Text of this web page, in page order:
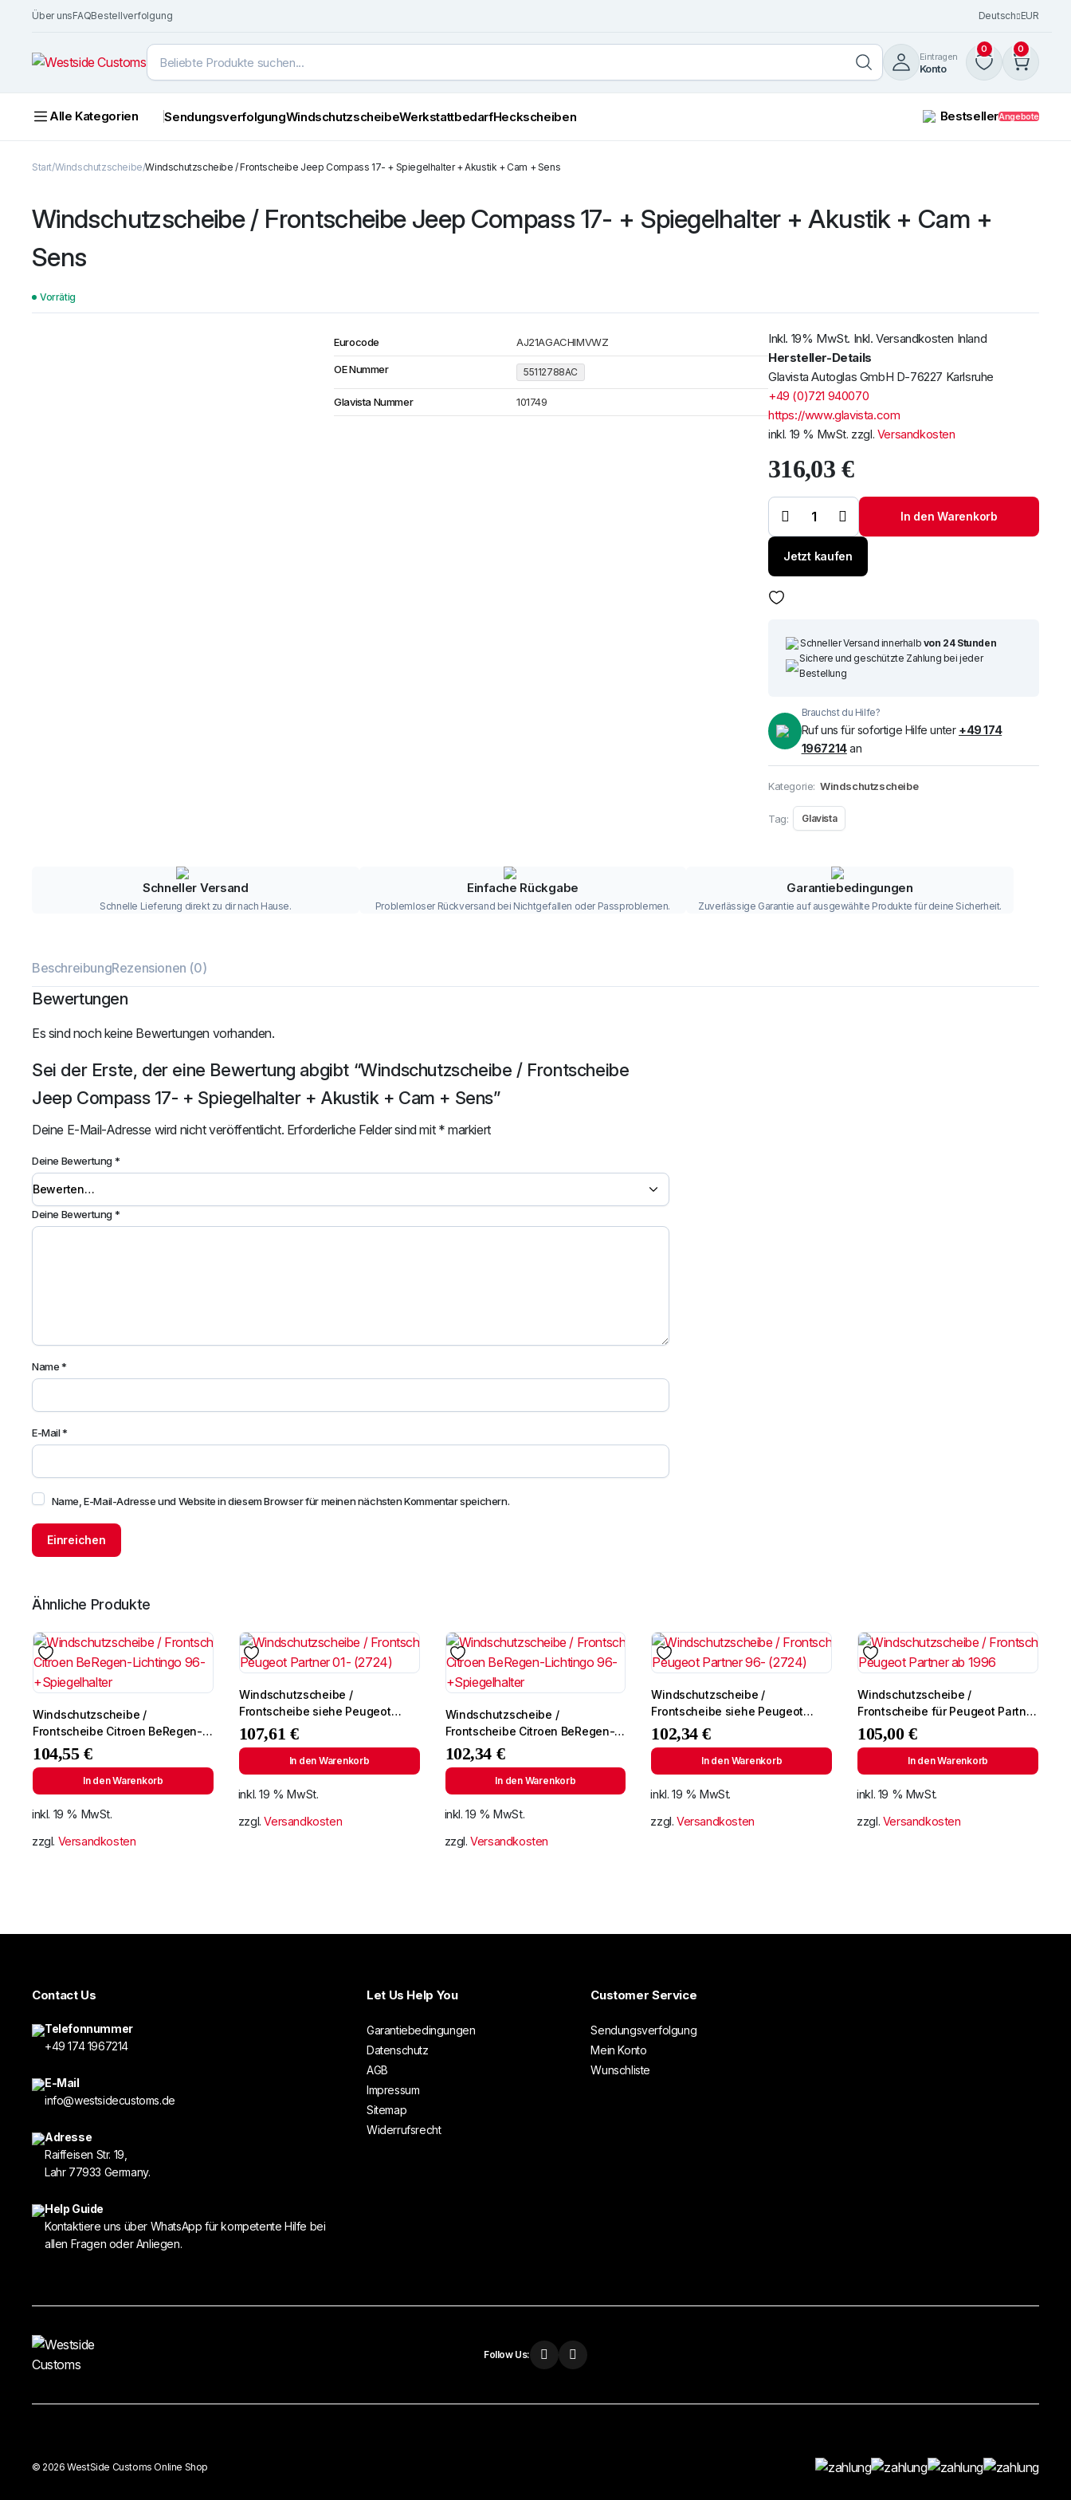
Über unsFAQBestellverfolgung Deutsch EUR
Eintragen
Konto
0 0
Alle Kategorien SendungsverfolgungWindschutzscheibeWerkstattbedarfHeckscheiben BestsellerAngebote
Windschutzscheibe /
Start Windschutzscheibe Windschutzscheibe / Frontscheibe Jeep Compass 17- + Spiegelhalter + Akustik + Cam + Sens
Windschutzscheibe / Frontscheibe Jeep Compass 17- + Spiegelhalter + Akustik + Cam +
Sens
Vorrätig
Eurocode AJ21AGACHIMVWZ
OE Nummer 55112788AC
Glavista Nummer 101749
Inkl. 19% MwSt. Inkl. Versandkosten Inland
Hersteller-Details
Glavista Autoglas GmbH D-76227 Karlsruhe
+49 (0)721 940070
https://www.glavista.com
inkl. 19 % MwSt. zzgl. Versandkosten
316,03 €
/ Frontscheibe
Jeep Compass 17-
+ Spiegelhalter +
Akustik + Cam +
Sens Menge
In den Warenkorb
Jetzt kaufen
Schneller Versand innerhalb von 24 Stunden
Sichere und geschützte Zahlung bei jeder
Bestellung
Brauchst du Hilfe?
Ruf uns für sofortige Hilfe unter +49 174
1967214an
Kategorie: Windschutzscheibe
Tag: Glavista
Schneller Versand
Schnelle Lieferung direkt zu dir nach Hause.
Einfache Rückgabe
Problemloser Rückversand bei Nichtgefallen oder Passproblemen.
Garantiebedingungen
Zuverlässige Garantie auf ausgewählte Produkte für deine Sicherheit.
BeschreibungRezensionen (0)
Bewertungen
Es sind noch keine Bewertungen vorhanden.
Sei der Erste, der eine Bewertung abgibt “Windschutzscheibe / Frontscheibe
Jeep Compass 17- + Spiegelhalter + Akustik + Cam + Sens”
Deine E-Mail-Adresse wird nicht veröffentlicht. Erforderliche Felder sind mit * markiert
Deine Bewertung*
Deine Bewertung*
Name*
E-Mail*
Name, E-Mail-Adresse und Website in diesem Browser für meinen nächsten Kommentar speichern.
Ähnliche Produkte
Windschutzscheibe /
Frontscheibe Citroen BeRegen-
Lichtingo 96- +Spiegelhalter
104,55 €
In den Warenkorb
inkl. 19 % MwSt.
zzgl. Versandkosten
Windschutzscheibe /
Frontscheibe siehe Peugeot
Partner 01- (2724)
107,61 €
In den Warenkorb
inkl. 19 % MwSt.
zzgl.Versandkosten
Windschutzscheibe /
Frontscheibe Citroen BeRegen-
Lichtingo 96- +Spiegelhalter
102,34 €
In den Warenkorb
inkl. 19 % MwSt.
zzgl.Versandkosten
Windschutzscheibe /
Frontscheibe siehe Peugeot
Partner 96- (2724)
102,34€
In den Warenkorb
inkl. 19 % MwSt.
zzgl. Versandkosten
Windschutzscheibe /
Frontscheibe für Peugeot Partner
ab 1996
105,00€
In den Warenkorb
inkl. 19 % MwSt.
zzgl. Versandkosten
Contact Us
Telefonnummer
+49 174 1967214
E-Mail
info@westsidecustoms.de
Adresse
Raiffeisen Str. 19,
Lahr 77933 Germany.
Help Guide
Kontaktiere uns über WhatsApp für kompetente Hilfe bei
allen Fragen oder Anliegen.
Let Us Help You
Garantiebedingungen
Datenschutz
AGB
Impressum
Sitemap
Widerrufsrecht
Customer Service
Sendungsverfolgung
Mein Konto
Wunschliste
Follow Us:
© 2026 WestSide Customs Online Shop